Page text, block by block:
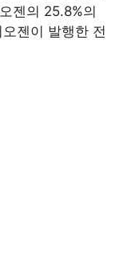
젠의 25.8%의
젠이 발행한 전